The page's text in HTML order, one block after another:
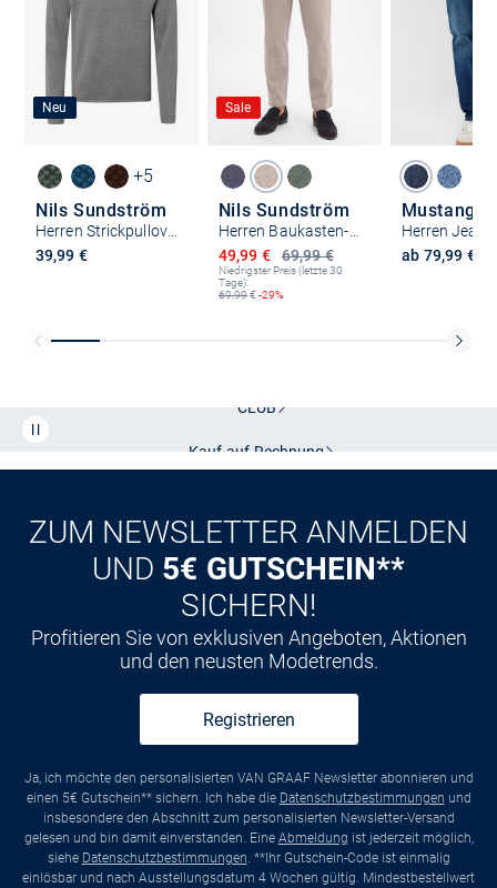
Neu
+5
Nils Sundström
Herren Strickpullover
39,99 €
Sale
Nils Sundström
69,99 €
Ermäßigter Preis
49,99 €
Niedrigster Preis (letzte 30
Tage):
69,99€ -29%
Mustang
Herren Jeans
ab 79,99 €
CLUB
Kauf auf Rechnung
ZUM NEWSLETTER ANMELDEN
UND 5€ GUTSCHEIN**
SICHERN!
Profitieren Sie von exklusiven Angeboten, Aktionen
und den neusten Modetrends.
Registrieren
Ja, ich möchte den personalisierten VAN GRAAF Newsletter abonnieren und
einen 5€ Gutschein** sichern. Ich habe die Datenschutzbestimmungen und
insbesondere den Abschnitt zum personalisierten Newsletter-Versand
gelesen und bin damit einverstanden. Eine Abmeldung ist jederzeit möglich,
siehe Datenschutzbestimmungen. **Ihr Gutschein-Code ist einmalig
einlösbar und nach Ausstellungsdatum 4 Wochen gültig. Mindestbestellwert